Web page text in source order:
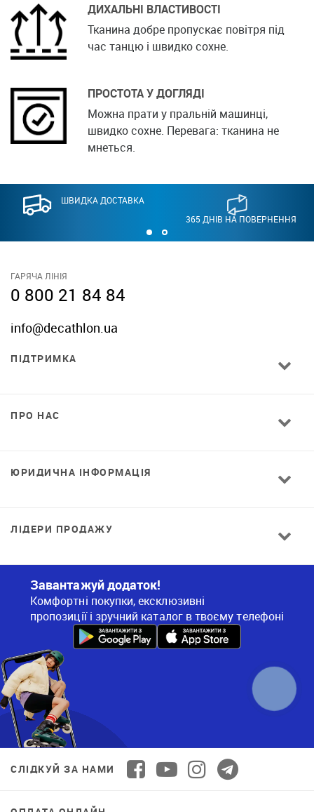
ДИХАЛЬНІ ВЛАСТИВОСТІ
Тканина добре пропускає повітря під
час танцю і швидко сохне.
ПРОСТОТА У ДОГЛЯДІ
Можна прати у пральній машинці,
швидко сохне. Перевага: тканина не
мнеться.
ШВИДКА ДОСТАВКА
365 ДНІВ НА ПОВЕРНЕННЯ
ГАРЯЧА ЛІНІЯ
0 800 21 84 84
info@decathlon.ua
ПІДТРИМКА
ПРО НАС
ЮРИДИЧНА ІНФОРМАЦІЯ
ЛІДЕРИ ПРОДАЖУ
Завантажуй додаток!
Комфортні покупки, ексклюзивні
пропозиції і зручний каталог в твоєму телефоні
СЛІДКУЙ ЗА НАМИ